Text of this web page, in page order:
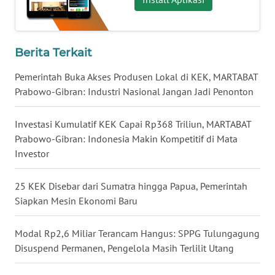
Berita Terkait
Pemerintah Buka Akses Produsen Lokal di KEK, MARTABAT
Prabowo-Gibran: Industri Nasional Jangan Jadi Penonton
Investasi Kumulatif KEK Capai Rp368 Triliun, MARTABAT
Prabowo-Gibran: Indonesia Makin Kompetitif di Mata
Investor
25 KEK Disebar dari Sumatra hingga Papua, Pemerintah
Siapkan Mesin Ekonomi Baru
Modal Rp2,6 Miliar Terancam Hangus: SPPG Tulungagung
Disuspend Permanen, Pengelola Masih Terlilit Utang
WN
BABEL
SUMBAR
WN
SUMSEL
WN
BENGKULU
WN
WN